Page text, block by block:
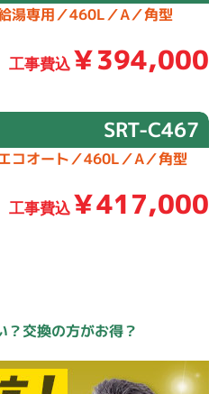
湯専用／460L／A／角型
工事費込￥394,000
SRT-C467
コオート／460L／A／角型
工事費込￥417,000
交換の方がお得？